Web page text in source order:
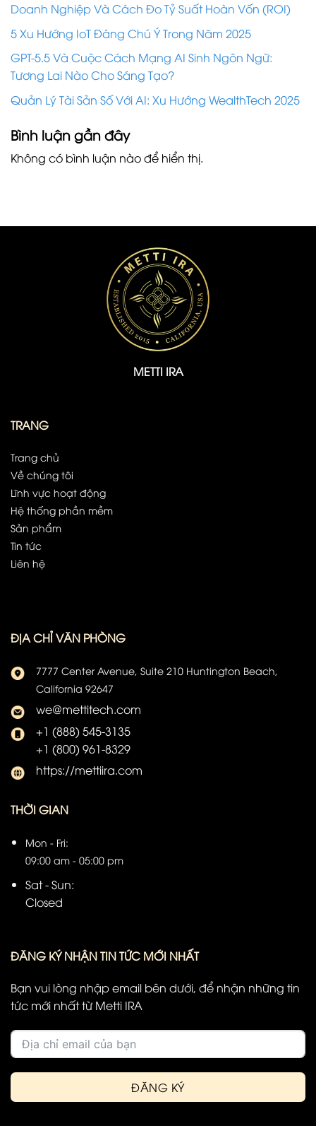
Doanh Nghiệp Và Cách Đo Tỷ Suất Hoàn Vốn (ROI)
5 Xu Hướng IoT Đáng Chú Ý Trong Năm 2025
GPT-5.5 Và Cuộc Cách Mạng AI Sinh Ngôn Ngữ:
Tương Lai Nào Cho Sáng Tạo?
Quản Lý Tài Sản Số Với AI: Xu Hướng WealthTech 2025
Bình luận gần đây
Không có bình luận nào để hiển thị.
METTI IRA
TRANG
Trang chủ
Về chúng tôi
Lĩnh vực hoạt động
Hệ thống phần mềm
Sản phẩm
Tin tức
Liên hệ
ĐỊA CHỈ VĂN PHÒNG
7777 Center Avenue, Suite 210 Huntington Beach,
California 92647
we@mettitech.com
+1 (888) 545-3135
+1 (800) 961-8329
https://mettiira.com
THỜI GIAN
Mon - Fri:
09:00 am - 05:00 pm
Sat - Sun:
Closed
ĐĂNG KÝ NHẬN TIN TỨC MỚI NHẤT
Bạn vui lòng nhập email bên dưới, để nhận những tin
tức mới nhất từ Metti IRA
ĐĂNG KÝ